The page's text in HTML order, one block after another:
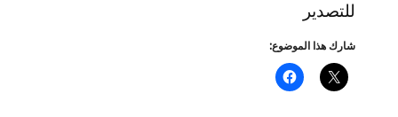
للتصدير
شارك هذا الموضوع: